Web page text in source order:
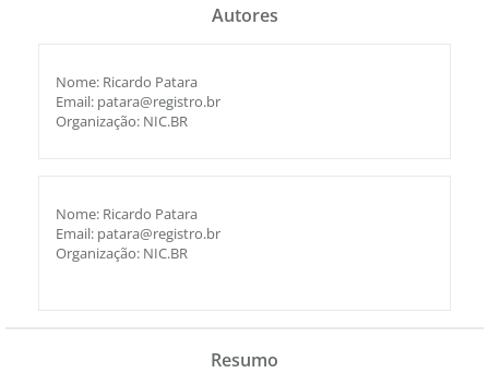
Autores
Nome: Ricardo Patara
Email: patara@registro.br
Organização: NIC.BR
Nome: Ricardo Patara
Email: patara@registro.br
Organização: NIC.BR
Resumo